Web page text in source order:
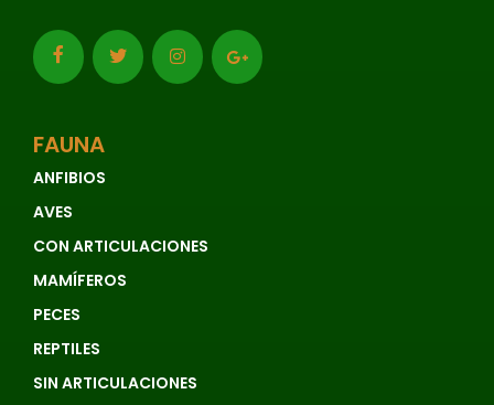
FAUNA
ANFIBIOS
AVES
CON ARTICULACIONES
MAMÍFEROS
PECES
REPTILES
SIN ARTICULACIONES